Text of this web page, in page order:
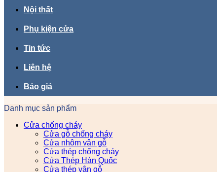
Nội thất
Phụ kiện cửa
Tin tức
Liên hệ
Báo giá
Danh mục sản phẩm
Cửa chống cháy
Cửa gỗ chống cháy
Cửa nhôm vân gỗ
Cửa thép chống cháy
Cửa Thép Hàn Quốc
Cửa thép vân gỗ